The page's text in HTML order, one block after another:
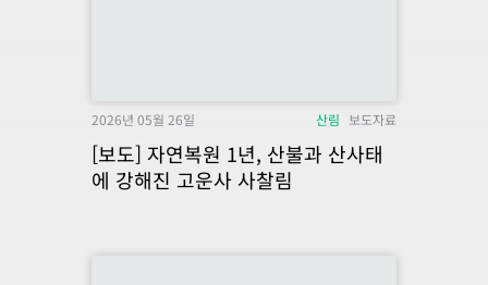
2026년 05월 26일 산림 보도자료
[보도] 자연복원 1년, 산불과 산사태
에 강해진 고운사 사찰림